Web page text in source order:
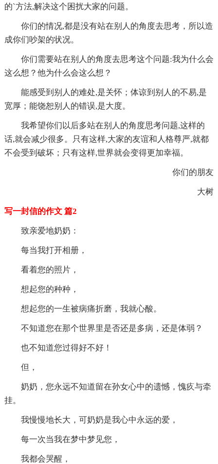
的`方法,解决这个困扰大家的问题。
你们的情况,都是没有站在别人的角度去思考，所以造
成你们吵架的状况。
你们需要站在别人的角度去思考这个问题:我为什么会
这么想？他为什么会这么想？
能感受到别人的难处,是关怀；体谅到别人的不易,是
宽厚；能饶恕别人的错误,是大度。
我希望你们以后多站在别人的角度思考问题,这样的
话,就会减少很多。只有这样,大家的友谊和人格尊严,就都
不会受到破坏；只有这样,世界就会变得更加幸福。
你们的朋友
大树
写一封信的作文 篇2
致亲爱地奶奶：
每当我打开相册，
看着您的照片，
想起您的种种，
想起您的一生被病痛折磨，我就心酸。
不知道您在那个世界里是否还是多病，还是体弱？
也不知道您过得好不好！
但，
奶奶，您永远不知道留在孙女心中的遗憾，愧疚与牵
挂。
我慢慢地长大，可奶奶是我心中永远的爱，
每一次当我在梦中梦见您，
我都会哭醒，